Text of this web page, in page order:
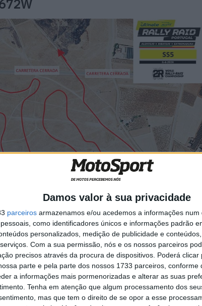
Damos valor à sua privacidade
parceiros armazenamos e/ou acedemos a informações
como identificadores únicos e informações padrão
personalizados, medição de publicidade e
Com a sua permissão, nós e os nossos parceiros
precisos através da procura de dispositivos. Poderá clicar
parte e pela parte dos nossos 1733 parceiros, conforme
a informações mais pormenorizadas e alterar as suas
Tenha em atenção que algum processamento dos
mas que tem o direito de se opor a esse
los Barros
excelente visibilidade, junto à cidade, com bons
visibilidad, cercana a la cuidad, com buen
Mérida ou Sevilha/Desde la A66, desde Mérida o